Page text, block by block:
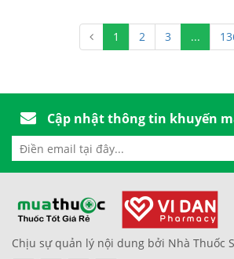
1 2 3 ...
Cập nhật thông tin khuyến
Chịu sự quản lý nội dung bởi Nhà Thuốc